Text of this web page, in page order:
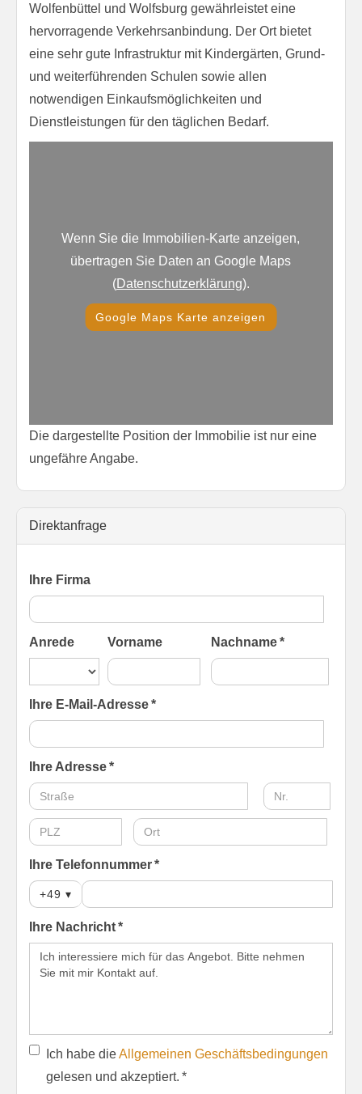
Wolfenbüttel und Wolfsburg gewährleistet eine
hervorragende Verkehrsanbindung. Der Ort bietet
eine sehr gute Infrastruktur mit Kindergärten, Grund-
und weiterführenden Schulen sowie allen
notwendigen Einkaufsmöglichkeiten und
Dienstleistungen für den täglichen Bedarf.
Wenn Sie die Immobilien-Karte anzeigen,
übertragen Sie Daten an Google Maps
(Datenschutzerklärung).
Google Maps Karte anzeigen
Die dargestellte Position der Immobilie ist nur eine
ungefähre Angabe.
Direktanfrage
Ihre Firma
Anrede Vorname Nachname *
Ihre E-Mail-Adresse *
Ihre Adresse *
Ihre Telefonnummer *
+49 ▾
Ihre Nachricht *
Ich habe dieAllgemeinen Geschäftsbedingungen
gelesen und akzeptiert. *